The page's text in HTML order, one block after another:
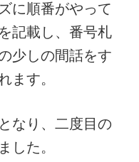
に順番がやって
記載し、番号札
少しの間話をす
ます。
なり、二度目の
した。